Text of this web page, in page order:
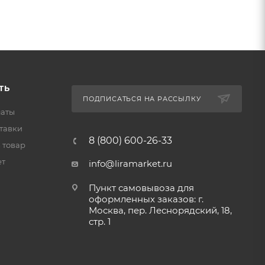
товар
ПОДПИСАТЬСЯ НА РАССЫЛКУ
8 (800) 600-26-33
info@liramarket.ru
Пункт самовывоза для
оформленных заказов: г.
Москва, пер. Леснорядский, 18,
стр. 1